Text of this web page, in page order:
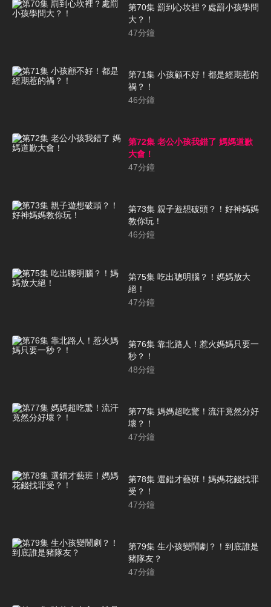
第70集 罰到心坎裡？處罰小孩學問
大？！
47分鐘
第71集 小孩顧不好！都是經期惹的
禍？！
46分鐘
第72集 老公小孩我錯了 媽媽道歉
大會！
47分鐘
第73集 親子遊想破頭？！好神媽媽
教你玩！
46分鐘
第75集 吃出聰明腦？！媽媽放大
絕！
47分鐘
第76集 靠北路人！惹火媽媽只要一
秒？！
48分鐘
第77集 媽媽超吃驚！流汗竟然分好
壞？！
47分鐘
第78集 選錯才藝班！媽媽花錢找罪
受？！
47分鐘
第79集 生小孩變鬧劇？！到底誰是
豬隊友？
47分鐘